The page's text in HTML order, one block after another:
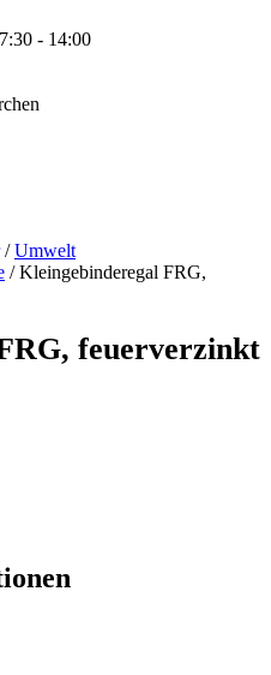
- 14:00
/Umwelt
/ Kleingebinderegal FRG,
feuerverzinkt